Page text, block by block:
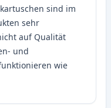
sind im
sehr
auf Qualität
und
wie